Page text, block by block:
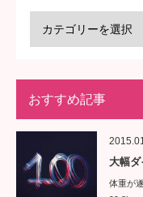
おすすめ記事
大幅
体重が